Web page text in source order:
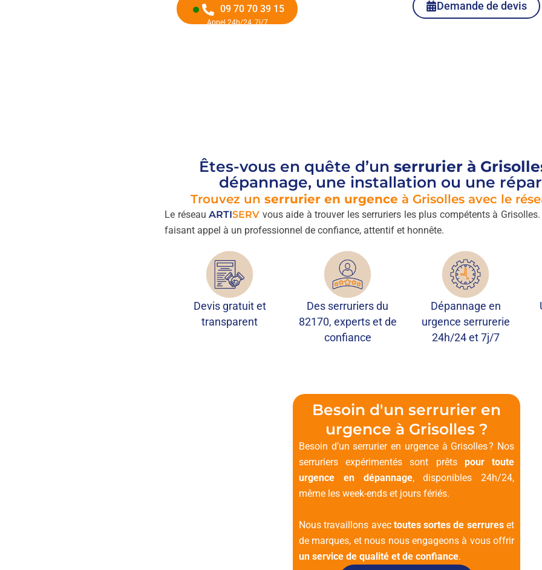
09 70 70 39 15
Appel 24h/24, 7j/7
Demande de devis
Êtes-vous en quête d’un serrurier à
dépannage, une installation ou une
Trouvez un serrurier en urgence à Grisolles avec le
Le réseauARTISERV vous aide à trouver les serruriers les plus compétents à
faisant appel à un professionnel de confiance, attentif et honnête.
Devis gratuit et
transparent
Des serruriers du
82170, experts et de
confiance
Dépannage en
urgence serrurerie
24h/24 et 7j/7
Besoin d'un serrurier en
urgence à Grisolles ?
Besoin d’un serrurier en urgence à Grisolles ? Nos
serruriers expérimentés sont prêts pour toute
urgence en dépannage, disponibles 24h/24,
même les week-ends et jours fériés.
Nous travaillons avec toutes sortes de serrureset
de marques, et nous nous engageons à vous offrir
un service de qualité et de confiance.